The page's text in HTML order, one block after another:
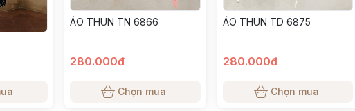
ÁO THUN TN 6866
280.000đ
Chọn mua
ÁO THUN TD 6875
280.000đ
Chọn mua